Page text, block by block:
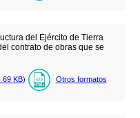
del Ejército de Tierra
contrato de obras que se
69 KB) Otros formatos